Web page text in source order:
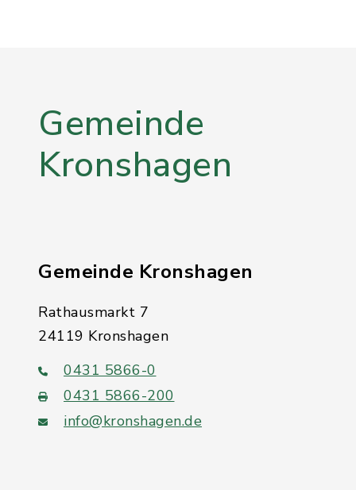
Gemeinde
Kronshagen
Gemeinde Kronshagen
Rathausmarkt 7
24119 Kronshagen
0431 5866-0
0431 5866-200
info@kronshagen.de